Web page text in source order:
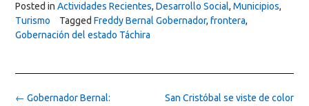
Posted in Actividades Recientes, Desarrollo Social, Municipios,
Turismo
Tagged Freddy Bernal Gobernador, frontera,
Gobernación del estado Táchira
Post
San Cristóbal se viste de color
← Gobernador Bernal: